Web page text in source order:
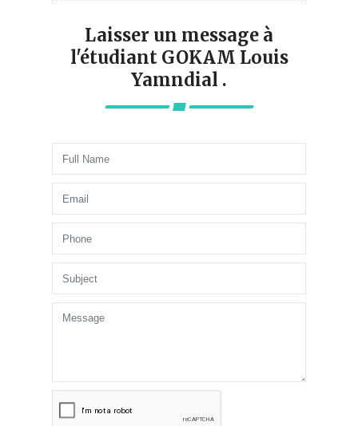
Laisser un message à
l'étudiant GOKAM Louis
Yamndial .